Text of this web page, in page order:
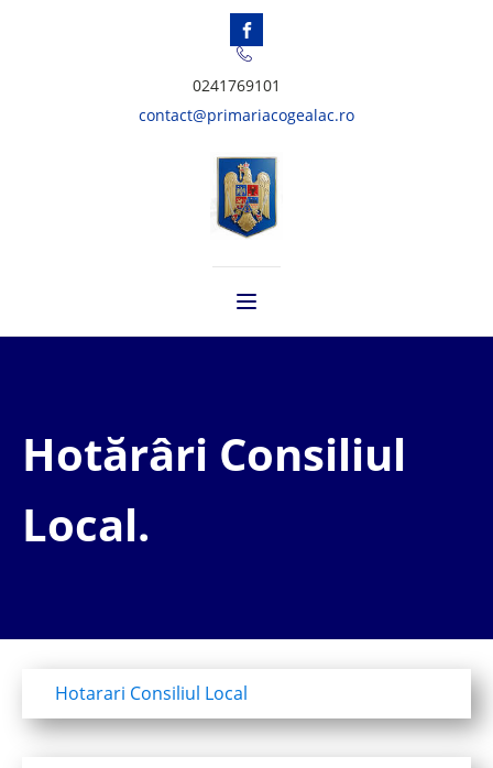
0241769101
contact@primariacogealac.ro
Hotărâri Consiliul
Local.
Hotarari Consiliul Local